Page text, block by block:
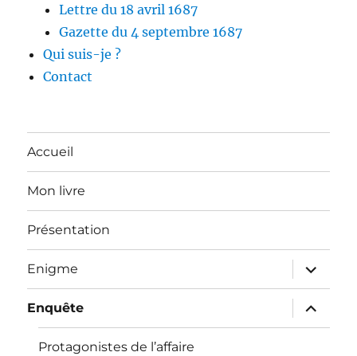
Lettre du 18 avril 1687
Gazette du 4 septembre 1687
Qui suis-je ?
Contact
Accueil
Mon livre
Présentation
Enigme
ouvrir
le
sous-
menu
Enquête
ouvrir
le
sous-
Protagonistes de l’affaire